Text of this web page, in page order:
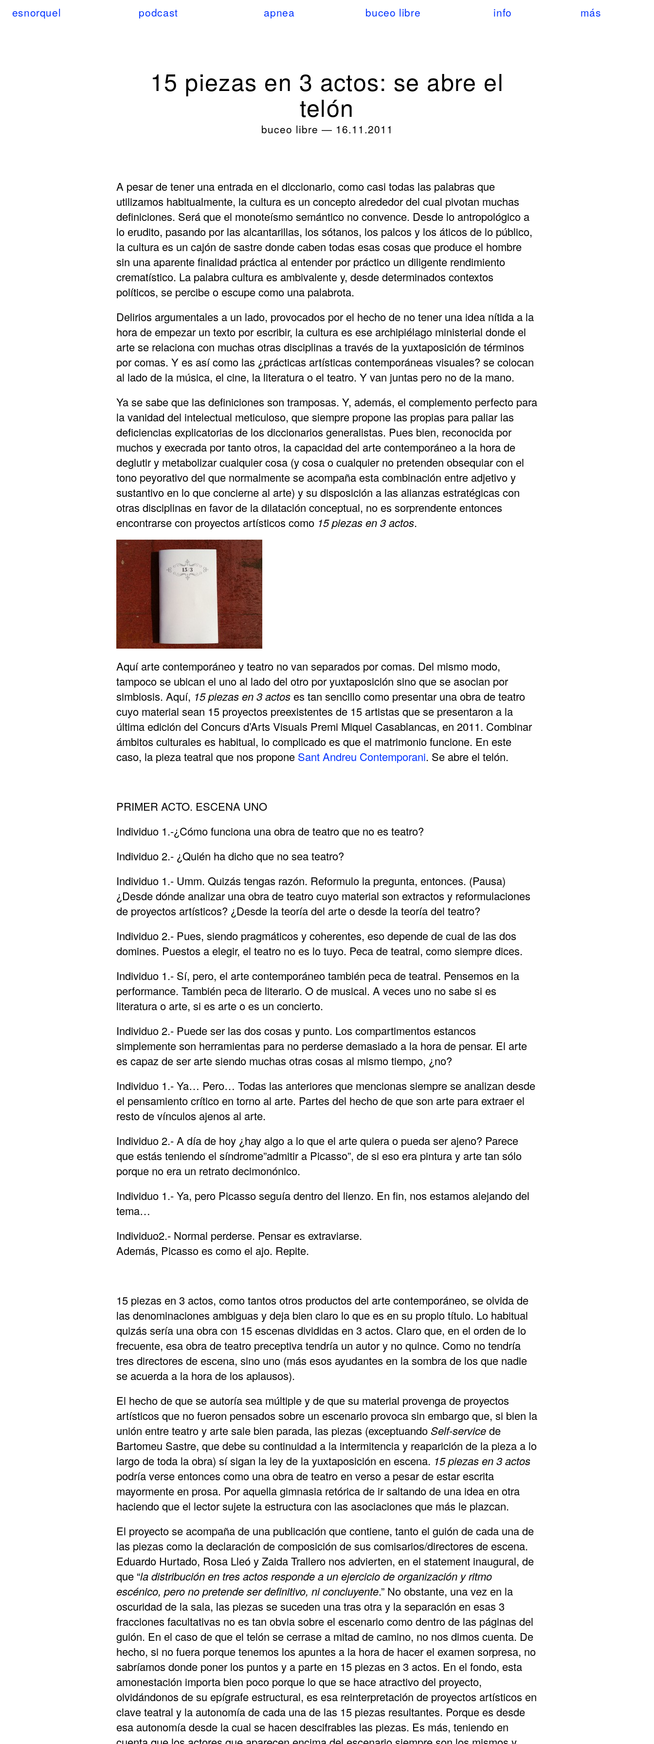
esnorquel podcast apnea buceo libre info más
15 piezas en 3 actos: se abre el
telón
buceo libre — 16.11.2011
A pesar de tener una entrada en el diccionario, como casi todas las palabras que
utilizamos habitualmente, la cultura es un concepto alrededor del cual pivotan muchas
definiciones. Será que el monoteísmo semántico no convence. Desde lo antropológico a
lo erudito, pasando por las alcantarillas, los sótanos, los palcos y los áticos de lo público,
la cultura es un cajón de sastre donde caben todas esas cosas que produce el hombre
sin una aparente finalidad práctica al entender por práctico un diligente rendimiento
crematístico. La palabra cultura es ambivalente y, desde determinados contextos
políticos, se percibe o escupe como una palabrota.
Delirios argumentales a un lado, provocados por el hecho de no tener una idea nítida a la
hora de empezar un texto por escribir, la cultura es ese archipiélago ministerial donde el
arte se relaciona con muchas otras disciplinas a través de la yuxtaposición de términos
por comas. Y es así como las ¿prácticas artísticas contemporáneas visuales? se colocan
al lado de la música, el cine, la literatura o el teatro. Y van juntas pero no de la mano.
Ya se sabe que las definiciones son tramposas. Y, además, el complemento perfecto para
la vanidad del intelectual meticuloso, que siempre propone las propias para paliar las
deficiencias explicatorias de los diccionarios generalistas. Pues bien, reconocida por
muchos y execrada por tanto otros, la capacidad del arte contemporáneo a la hora de
deglutir y metabolizar cualquier cosa (y cosa o cualquier no pretenden obsequiar con el
tono peyorativo del que normalmente se acompaña esta combinación entre adjetivo y
sustantivo en lo que concierne al arte) y su disposición a las alianzas estratégicas con
otras disciplinas en favor de la dilatación conceptual, no es sorprendente entonces
encontrarse con proyectos artísticos como 15 piezas en 3 actos.
Aquí arte contemporáneo y teatro no van separados por comas. Del mismo modo,
tampoco se ubican el uno al lado del otro por yuxtaposición sino que se asocian por
simbiosis. Aquí, 15 piezas en 3 actos es tan sencillo como presentar una obra de teatro
cuyo material sean 15 proyectos preexistentes de 15 artistas que se presentaron a la
última edición del Concurs d’Arts Visuals Premi Miquel Casablancas, en 2011. Combinar
ámbitos culturales es habitual, lo complicado es que el matrimonio funcione. En este
caso, la pieza teatral que nos propone Sant Andreu Contemporani. Se abre el telón.
PRIMER ACTO. ESCENA UNO
Individuo 1.-¿Cómo funciona una obra de teatro que no es teatro?
Individuo 2.- ¿Quién ha dicho que no sea teatro?
Individuo 1.- Umm. Quizás tengas razón. Reformulo la pregunta, entonces. (Pausa)
¿Desde dónde analizar una obra de teatro cuyo material son extractos y reformulaciones
de proyectos artísticos? ¿Desde la teoría del arte o desde la teoría del teatro?
Individuo 2.- Pues, siendo pragmáticos y coherentes, eso depende de cual de las dos
domines. Puestos a elegir, el teatro no es lo tuyo. Peca de teatral, como siempre dices.
Individuo 1.- Sí, pero, el arte contemporáneo también peca de teatral. Pensemos en la
performance. También peca de literario. O de musical. A veces uno no sabe si es
literatura o arte, si es arte o es un concierto.
Individuo 2.- Puede ser las dos cosas y punto. Los compartimentos estancos
simplemente son herramientas para no perderse demasiado a la hora de pensar. El arte
es capaz de ser arte siendo muchas otras cosas al mismo tiempo, ¿no?
Individuo 1.- Ya… Pero… Todas las anteriores que mencionas siempre se analizan desde
el pensamiento crítico en torno al arte. Partes del hecho de que son arte para extraer el
resto de vínculos ajenos al arte.
Individuo 2.- A día de hoy ¿hay algo a lo que el arte quiera o pueda ser ajeno? Parece
que estás teniendo el síndrome”admitir a Picasso”, de si eso era pintura y arte tan sólo
porque no era un retrato decimonónico.
Individuo 1.- Ya, pero Picasso seguía dentro del lienzo. En fin, nos estamos alejando del
tema…
Individuo2.- Normal perderse. Pensar es extraviarse.
Además, Picasso es como el ajo. Repite.
15 piezas en 3 actos, como tantos otros productos del arte contemporáneo, se olvida de
las denominaciones ambiguas y deja bien claro lo que es en su propio título. Lo habitual
quizás sería una obra con 15 escenas divididas en 3 actos. Claro que, en el orden de lo
frecuente, esa obra de teatro preceptiva tendría un autor y no quince. Como no tendría
tres directores de escena, sino uno (más esos ayudantes en la sombra de los que nadie
se acuerda a la hora de los aplausos).
El hecho de que se autoría sea múltiple y de que su material provenga de proyectos
artísticos que no fueron pensados sobre un escenario provoca sin embargo que, si bien la
unión entre teatro y arte sale bien parada, las piezas (exceptuando Self-servicede
Bartomeu Sastre, que debe su continuidad a la intermitencia y reaparición de la pieza a lo
largo de toda la obra) sí sigan la ley de la yuxtaposición en escena. 15 piezas en 3 actos
podría verse entonces como una obra de teatro en verso a pesar de estar escrita
mayormente en prosa. Por aquella gimnasia retórica de ir saltando de una idea en otra
haciendo que el lector sujete la estructura con las asociaciones que más le plazcan.
El proyecto se acompaña de una publicación que contiene, tanto el guión de cada una de
las piezas como la declaración de composición de sus comisarios/directores de escena.
Eduardo Hurtado, Rosa Lleó y Zaida Trallero nos advierten, en el statement inaugural, de
que “la distribución en tres actos responde a un ejercicio de organización y ritmo
escénico, pero no pretende ser definitivo, ni concluyente.” No obstante, una vez en la
oscuridad de la sala, las piezas se suceden una tras otra y la separación en esas 3
fracciones facultativas no es tan obvia sobre el escenario como dentro de las páginas del
guión. En el caso de que el telón se cerrase a mitad de camino, no nos dimos cuenta. De
hecho, si no fuera porque tenemos los apuntes a la hora de hacer el examen sorpresa, no
sabríamos donde poner los puntos y a parte en 15 piezas en 3 actos. En el fondo, esta
amonestación importa bien poco porque lo que se hace atractivo del proyecto,
olvidándonos de su epígrafe estructural, es esa reinterpretación de proyectos artísticos en
clave teatral y la autonomía de cada una de las 15 piezas resultantes. Porque es desde
esa autonomía desde la cual se hacen descifrables las piezas. Es más, teniendo en